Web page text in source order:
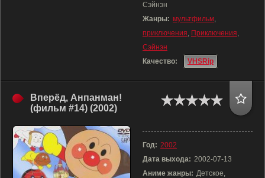
Сэйнэн
Жанры: мультфильм,
приключения, Приключения,
Сэйнэн
Качество:
VHSRip
Вперёд, Анпанман!
(фильм #14) (2002)
Год: 2002
Дата выхода: 2002-07-13
Аниме жанры: Детское,